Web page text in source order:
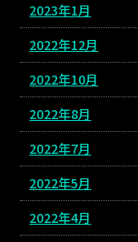
2023年1月
2022年12月
2022年10月
2022年8月
2022年7月
2022年5月
2022年4月